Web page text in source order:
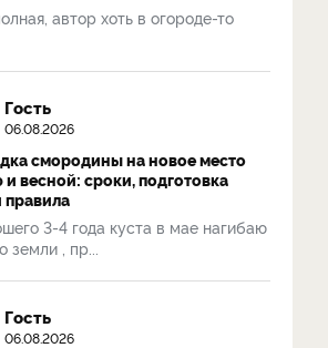
автор хоть в огороде-то
Гость
06.08.2026
смородины на новое место
весной: сроки, подготовка
правила
3-4 года куста в мае нагибаю
земли , пр...
Гость
06.08.2026